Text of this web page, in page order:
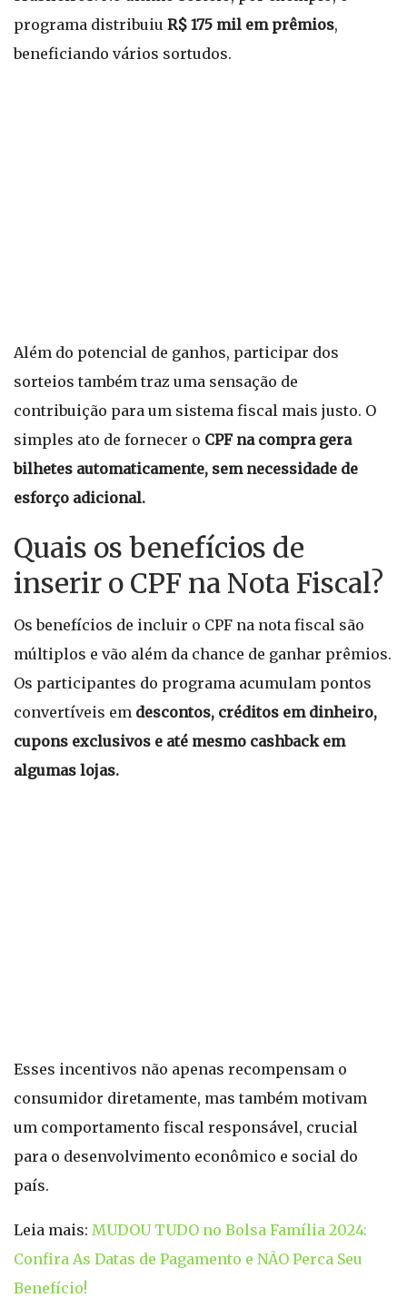
programa distribuiu R$ 175 mil em prêmios,
beneficiando vários sortudos.
Além do potencial de ganhos, participar dos
sorteios também traz uma sensação de
contribuição para um sistema fiscal mais justo. O
simples ato de fornecer o CPF na compra gera
bilhetes automaticamente, sem necessidade de
esforço adicional.
Quais os benefícios de
inserir o CPF na Nota Fiscal?
Os benefícios de incluir o CPF na nota fiscal são
múltiplos e vão além da chance de ganhar prêmios.
Os participantes do programa acumulam pontos
convertíveis em descontos, créditos em dinheiro,
cupons exclusivos e até mesmo cashback em
algumas lojas.
Esses incentivos não apenas recompensam o
consumidor diretamente, mas também motivam
um comportamento fiscal responsável, crucial
para o desenvolvimento econômico e social do
país.
Leia mais: MUDOU TUDO no Bolsa Família 2024:
Confira As Datas de Pagamento e NÃO Perca Seu
Benefício!